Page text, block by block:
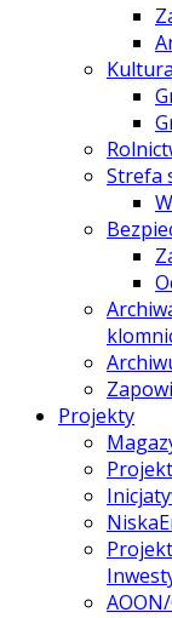
Kultura
Strefa
Projekty